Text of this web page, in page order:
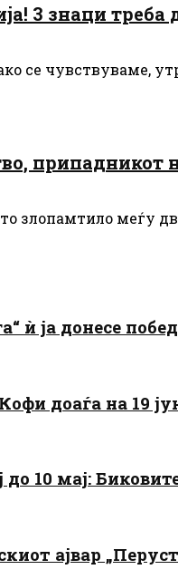
3 знаци
се чувствуваме,
припадникот
злопамтило меѓу
ѝ ја донесе
доаѓа на 19
10 мај:
ајвар